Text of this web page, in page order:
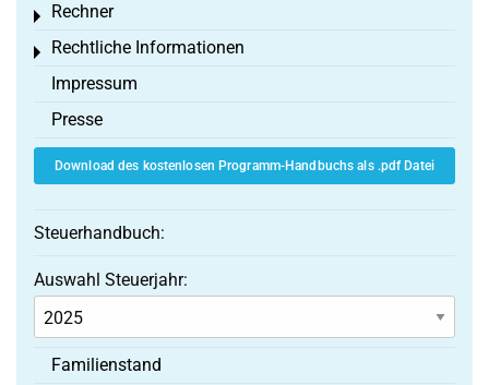
Rechner
Toggle menu
Rechtliche Informationen
Toggle menu
Impressum
Presse
Download des kostenlosen Programm-Handbuchs als .pdf Datei
Steuerhandbuch:
Auswahl Steuerjahr:
Familienstand